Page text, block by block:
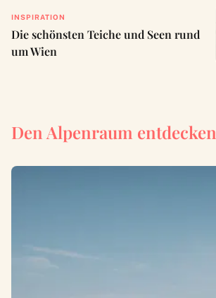
INSPIRATION
Die schönsten Teiche und Seen rund
um Wien
Den Alpenraum entdecken